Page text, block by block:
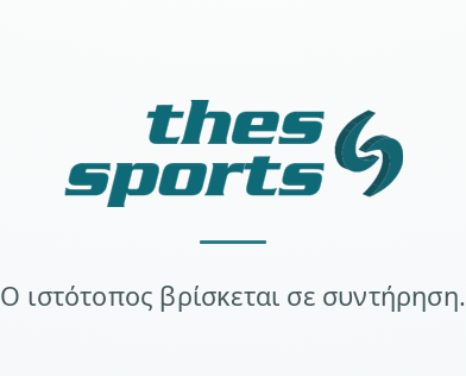
Ο ιστότοπος βρίσκεται σε συντήρηση.